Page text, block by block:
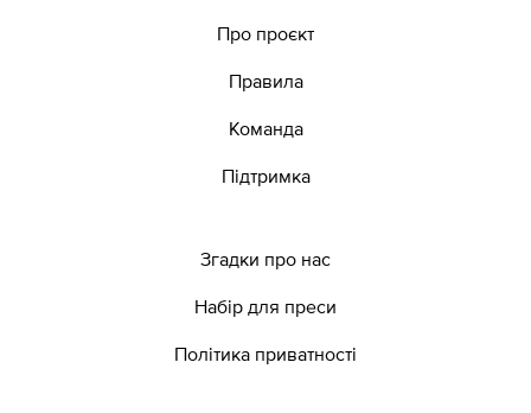
Про проєкт
Правила
Команда
Підтримка
Згадки про нас
Набір для преси
Політика приватності